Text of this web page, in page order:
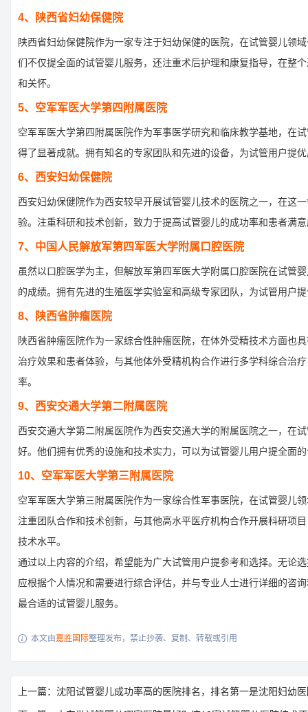
4、陕西省妇幼保健院
陕西省妇幼保健院作为一家专注于妇幼保健的医院，在试管婴儿领
们不仅提全面的试管婴儿服务，还注重术后护理和康复指导，在整
和关怀。
5、空军军医大学第四附属医院
空军军医大学第四附属医院作为军事医学研究和临床教学基地，在
得了显著成就。拥有知名的专家团队和先进的设备，为试管用户提
6、西安妇幼保健院
西安妇幼保健院作为西安较早开展试管婴儿技术的医院之一，在这
验。注重科研和技术创新，致力于提高试管婴儿的成功率和患者满
7、中国人民解放军第四军医大学附属口腔医院
虽然以口腔医学为主，但解放军第四军医大学附属口腔医院在试管
的成绩。拥有先进的生殖医学实验室和高级专家团队，为试管用户
8、陕西省肿瘤医院
陕西省肿瘤医院作为一家综合性肿瘤医院，在体外受精技术方面也
治疗效果和患者体验，与其他体外受精机构合作进行多学科综合治
率。
9、西安交通大学第二附属医院
西安交通大学第二附属医院作为西安交通大学的附属医院之一，在
好。他们拥有优秀的设施和技术实力，可以为试管婴儿用户提全面
10、空军军医大学第三附属医院
空军军医大学第三附属医院作为一家综合性军事医院，在试管婴儿
注重团队合作和技术创新，与其他高水平医疗机构合作开展科研项
技术水平。
通过以上内容的介绍，希望能为广大试管用户提参考和选择。无论
应根据个人情况和需要进行综合评估，并与专业人士进行详细的咨
最合适的试管婴儿服务。
 本文由嘉胜国际整理发布，禁止抄袭、复制、转载或引用
上一篇：沈阳试管婴儿成功率高的医院排名，排名第一是沈阳妇幼